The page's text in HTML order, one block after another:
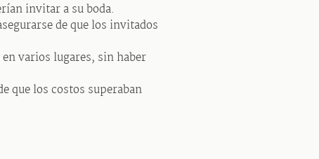
invitar a su boda.
de que los invitados
varios lugares, sin haber
que los costos superaban